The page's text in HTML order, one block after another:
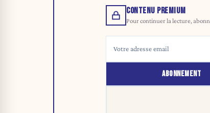
CONTENU PREMIUM
Pour continuer la lecture,
ABONNEMENT